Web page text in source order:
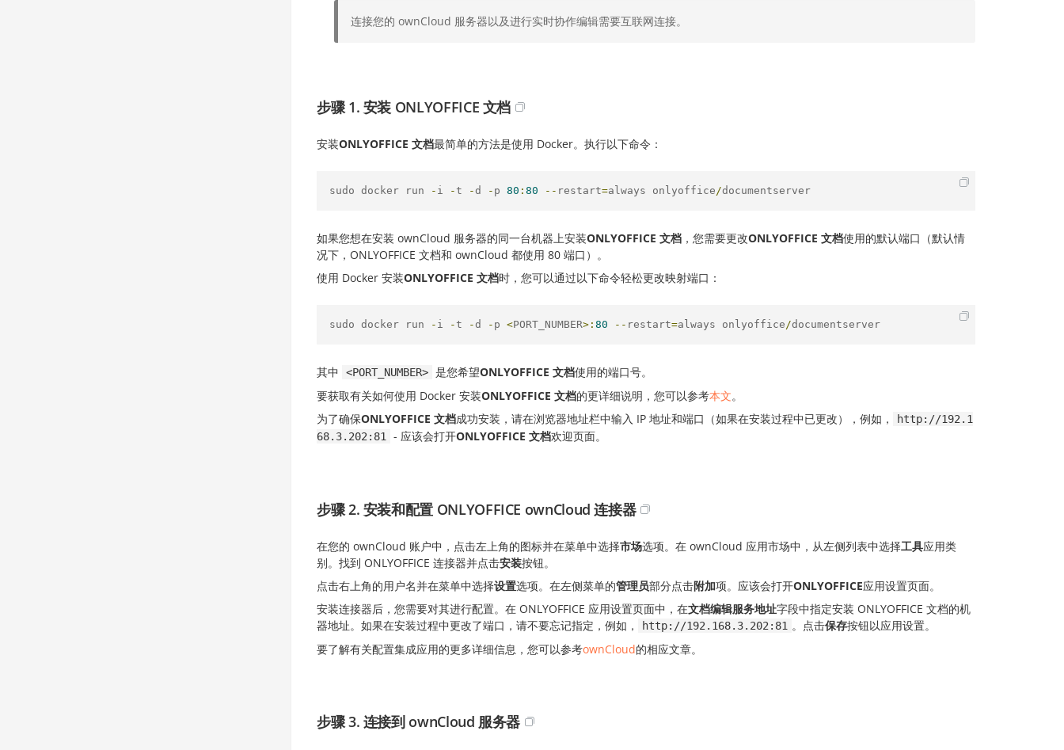
连接您的 ownCloud 服务器以及进行实时协作编辑需要互联网连接。
步骤 1. 安装 ONLYOFFICE 文档
安装ONLYOFFICE 文档最简单的方法是使用 Docker。执行以下命令：
sudo docker run - i -t -d - p 80 : 80 -- restart=always onlyoffice/documentserver
如果您想在安装 ownCloud 服务器的同一台机器上安装ONLYOFFICE 文档 ，您需要更改ONLYOFFICE 文档使用的默认端口（默认情
况下，ONLYOFFICE 文档和 ownCloud 都使用 80 端口）。
使用 Docker 安装ONLYOFFICE 文档时，您可以通过以下命令轻松更改映射端口：
sudo docker run - i -t -d - p <PORT_NUMBER>: 80 -- restart=always onlyoffice/documentserver
其中 <PORT_NUMBER> 是您希望ONLYOFFICE 文档使用的端口号。
要获取有关如何使用 Docker 安装ONLYOFFICE 文档的更详细说明，您可以参考本文。
为了确保ONLYOFFICE 文档成功安装，请在浏览器地址栏中输入 IP 地址和端口（如果在安装过程中已更改），例如，
http://192.1
68.3.202:81
- 应该会打开ONLYOFFICE 文档欢迎页面。
步骤 2. 安装和配置 ONLYOFFICE ownCloud 连接器
在您的 ownCloud 账户中，点击左上角的图标并在菜单中选择市场选项。在 ownCloud 应用市场中，从左侧列表中选择工具应用类
别。找到 ONLYOFFICE 连接器并点击安装按钮。
点击右上角的用户名并在菜单中选择设置选项。在左侧菜单的管理员部分点击附加项。应该会打开ONLYOFFICE应用设置页面。
安装连接器后，您需要对其进行配置。在 ONLYOFFICE 应用设置页面中，在文档编辑服务地址字段中指定安装 ONLYOFFICE 文档的机
器地址。如果在安装过程中更改了端口，请不要忘记指定，例如，
http://192.168.3.202:81 。点击保存按钮以应用设置。
要了解有关配置集成应用的更多详细信息，您可以参考ownCloud的相应文章。
步骤 3. 连接到 ownCloud 服务器